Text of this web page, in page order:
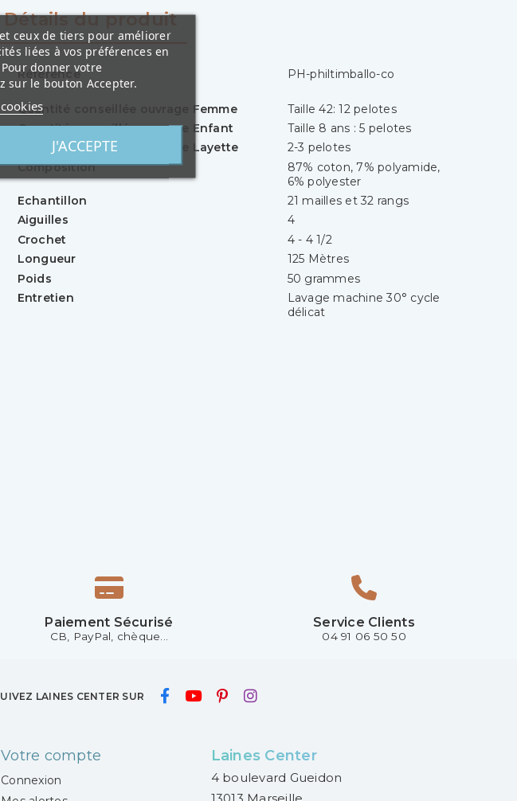
Détails du produit
Référence PH-philtimballo-co
Quantité conseillée ouvrage Femme
Taille 42: 12 pelotes
Quantité conseillée ouvrage Enfant
Taille 8 ans : 5 pelotes
Quantité conseillée ouvrage Layette
2-3 pelotes
Composition
87% coton, 7% polyamide,
6% polyester
Echantillon
21 mailles et 32 rangs
Aiguilles
4
Crochet
4 - 4 1/2
Longueur
125 Mètres
Poids
50 grammes
Entretien
Lavage machine 30° cycle
délicat
Paiement Sécurisé
CB, PayPal, chèque...
Service Clients
04 91 06 50 50
LAINES CENTER SUR
Votre compte
Connexion
Laines Center
4 boulevard Gueidon
ceux de tiers pour améliorer
liées à vos préférences en
donner votre
sur le bouton Accepter.
J'ACCEPTE